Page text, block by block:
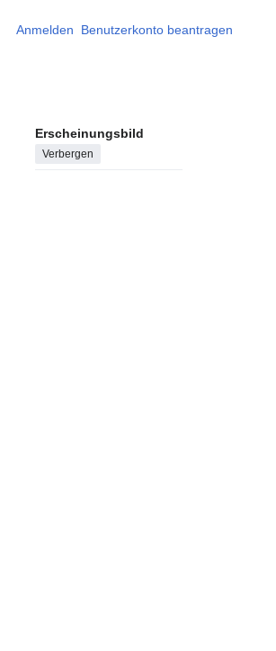
Anmelden Benutzerkonto beantragen
Erscheinungsbild
Verbergen